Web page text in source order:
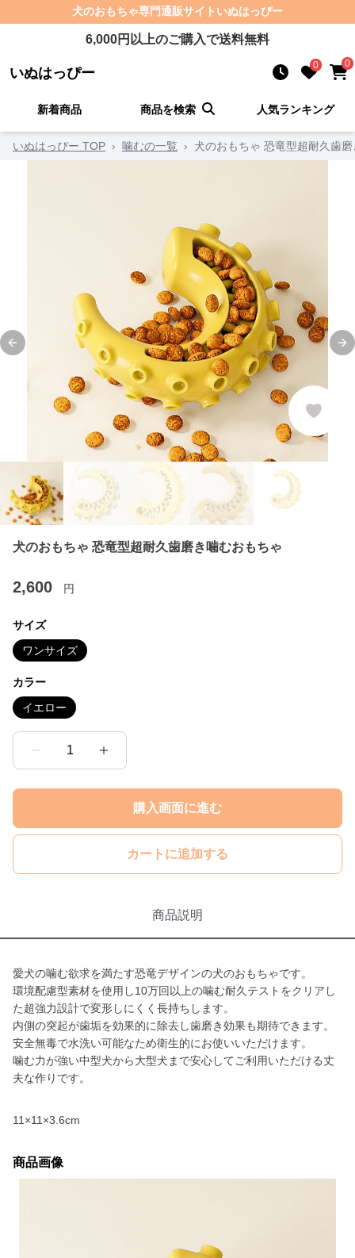
犬のおもちゃ専門通販サイト いぬはっぴー
6,000円以上のご購入で送料無料
いぬはっぴー 0 0
新着商品 商品を検索 人気ランキング
いぬはっぴー TOP › 噛むの一覧 › 犬のおもちゃ 恐竜型超耐久歯
Previous slide
犬のおもちゃ 恐竜型超耐久歯磨き噛むおもちゃ
2,600 円
サイズ
ワンサイズ
カラー
イエロー
1
購入画面に進む
カートに追加する
商品説明
愛犬の噛む欲求を満たす恐竜デザインの犬のおもちゃです。
環境配慮型素材を使用し10万回以上の噛む耐久テストをクリアし
た超強力設計で変形しにくく長持ちします。
内側の突起が歯垢を効果的に除去し歯磨き効果も期待できます。
安全無毒で水洗い可能なため衛生的にお使いいただけます。
噛む力が強い中型犬から大型犬まで安心してご利用いただける丈
夫な作りです。
11×11×3.6cm
商品画像